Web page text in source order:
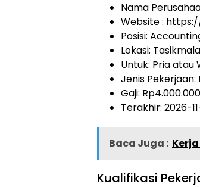
Nama
Website :
Posisi:
Lokasi:
Untuk: Pria atau
Jenis Pekerjaan:
Gaji: Rp4.000.000
Terakhir: 2026-
Baca Juga :
Kualifikasi